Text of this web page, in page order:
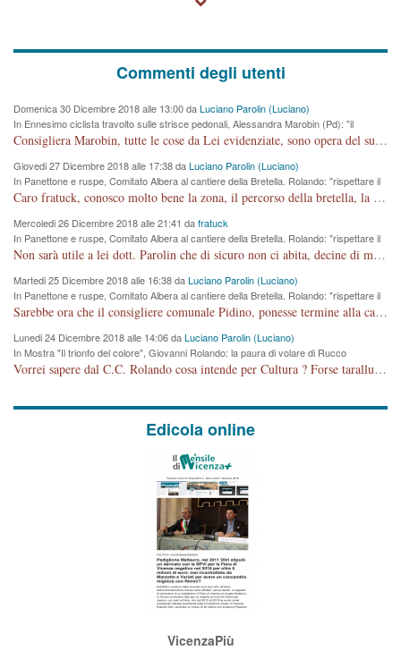
Commenti degli utenti
Domenica 30 Dicembre 2018 alle 13:00 daLuciano Parolin (Luciano)
In Ennesimo ciclista travolto sulle strisce pedonali, Alessandra Marobin (Pd): "il
Comune si svegli"
Consigliera Marobin, tutte le cose da Lei evidenziate, sono opera del suo ex Assessore e compagno di Partito Antonio Marco Dalla Pozza Assessore alla "progettazione" di piste ciclabili e altre porcherie. A lui manderei il conto da saldare per incidenti e danni alle persone. E' ora che "finiamola." Avete perso rassegnatevi. qui IL SINDACO RUCCO NON C'ENTRA PER NIENTE. CAPITO!!!!!!!! Amen.
Giovedi 27 Dicembre 2018 alle 17:38 daLuciano Parolin (Luciano)
In Panettone e ruspe, Comitato Albera al cantiere della Bretella. Rolando: "rispettare il
cronoprogramma"
Caro fratuck, conosco molto bene la zona, il percorso della bretella, la situazione dei cittadini, abito in Viale Trento. A partire dal 2003 ho partecipato al Comitato di Maddalene pro bretella, e a riunioni propositive per apportare modifiche al progetto. Numerose mie foto del territorio sono arrivate a Roma, altri miei interventi (non graditi dalla Sx) sono stati pubblicati dal GdV, assieme ad altri come Ciro Asproso, ora favorevole alla bretella. Ho partecipato alla raccolta firme per la chiusura della strada x 5 giorni eseguita dal Sindaco Hullwech per sforamento 180 Micro/g. Pertanto come impegno per la tematica sono apposto con la coscienza. Ora il Progetto è partito, fine! Voglio dire che la nuova Giunta "comunale" non c'entra più. L'opera sarà "malauguratamente" eseguita, ma non con il mio placet. Il Consigliere Comunale dovrebbe capire che la campagna elettorale è finita, con buona pace di tutti. Quello che invece dovrebbe interessare è la proprietà della strada, dall'uscita autostradale Ovest, sino alla Rotatoria dell'Albara, vi sono tre possessori: Autostrade SpA; La Provincia, il Comune. Come la mettiamo per il futuro ? I costi, da 50 sono saliti a 100 milioni di € come dire 20 milioni a KM (!) da non credere. Comunque si farà. Ma nessuno canti Vittoria, anzi meglio non farne un ulteriore fatto "partitico" per questioni elettorali o di seggio. Se mi manda la sua mail, sono disponibile ad inviare i documenti e le foto sopra descritte. Con ossequi, Luciano Parolin
Mercoledi 26 Dicembre 2018 alle 21:41 dafratuck
In Panettone e ruspe, Comitato Albera al cantiere della Bretella. Rolando: "rispettare il
cronoprogramma"
Non sarà utile a lei dott. Parolin che di sicuro non ci abita, decine di migliaia di TIR, automobili e padroncini che passano quotidianamente per una strada appena rotabile, non è più possibile stendere i panni, attraversare la strada senza rischiare la morte, le case stanno crepando, i tempi sono cambiati e la bretella non passerà assolutamente per maddalene (ma cosa sta a dire?!), dia invece responsabilità a chi ha costruito tagliando la strada che doveva invece terminare a isola vicentina e non al moracchino lasciando Motta di Costabissara ancora in panne di traffico. I tempi sono cambiati dottore e se l'anagrafe della vita stagna nell'essere umano impressioni conservatrici, la società non le considera perchè va avanti, si industrializza e ha bisogno di infrastrutture e di sviluppo. Ultima considerazione, se è geloso di Rolando perchè vede in lui solo campagne politiche mentre si difendono i SOLI diritti dei cittadini, la preghiamo faccia considerazioni più appropriate. Saluti e complimenti per i suoi scritti.
Martedi 25 Dicembre 2018 alle 16:38 daLuciano Parolin (Luciano)
In Panettone e ruspe, Comitato Albera al cantiere della Bretella. Rolando: "rispettare il
cronoprogramma"
Sarebbe ora che il consigliere comunale Pidino, ponesse termine alla campagna elettorale nel territorio del suo seggio Villaggio del Sole. La tiraca è iniziata, distruggerà 6 km di prateria ovest della città, ricca di fonti e sorgenti d'acqua. I cittadini di Maddalene non avranno più Pace la notte. Molta colpa per la costruzione di questa Strada è proprio del signor Rolando,dei suoi gazebo mobili e che vuol far passare questa opera VANDALICA come progetto "utile" a chi ? Non è cosa seria sig. Rolando!
Lunedi 24 Dicembre 2018 alle 14:06 daLuciano Parolin (Luciano)
In Mostra "Il trionfo del colore", Giovanni Rolando: la paura di volare di Rucco
Vorrei sapere dal C.C. Rolando cosa intende per Cultura ? Forse tarallucci, vino e sagre, o spaghetti tricolori del PD ? Il continuo (s)parlare della mostra a Palazzo Chiericati caro consigliere DANNEGGIA FORTEMENTE l'immagine della città TUTTA e fa deviare i consensi che in RUSSIA (badi bene ex U.R.S.S.) sono ECCELLENTI. A livello artistico l'evento è di alta Valenza culturale, COMPITO di Tutta la Cittadinanza fare il possibile per propagandare l'iniziativa senza farne UN CASO PARTITICO come fa Lei da sempre. Meno Gazebo + Partecipazione! E così sia. Amen.
Edicola online
VicenzaPiù